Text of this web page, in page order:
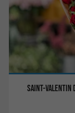
Saint-Valentin